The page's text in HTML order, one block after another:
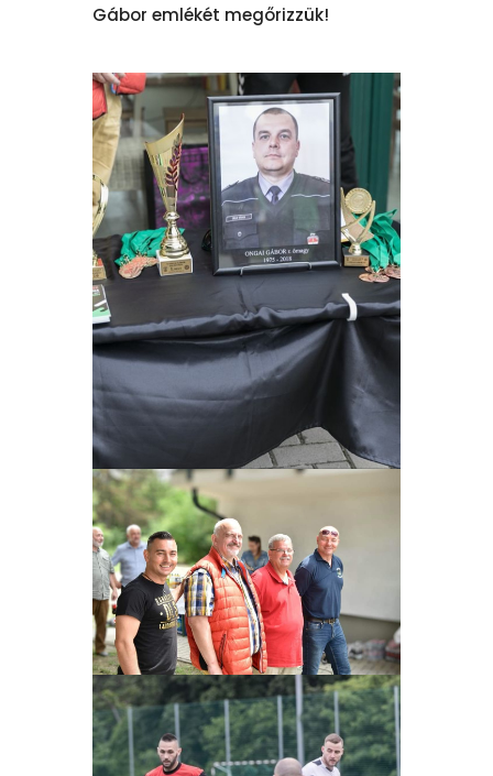
Gábor emlékét megőrizzük!